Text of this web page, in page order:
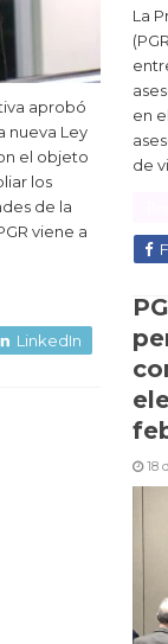
La
en
de
aprobó
nueva Ley
el objeto
los
de la
viene a
LinkedIn
18